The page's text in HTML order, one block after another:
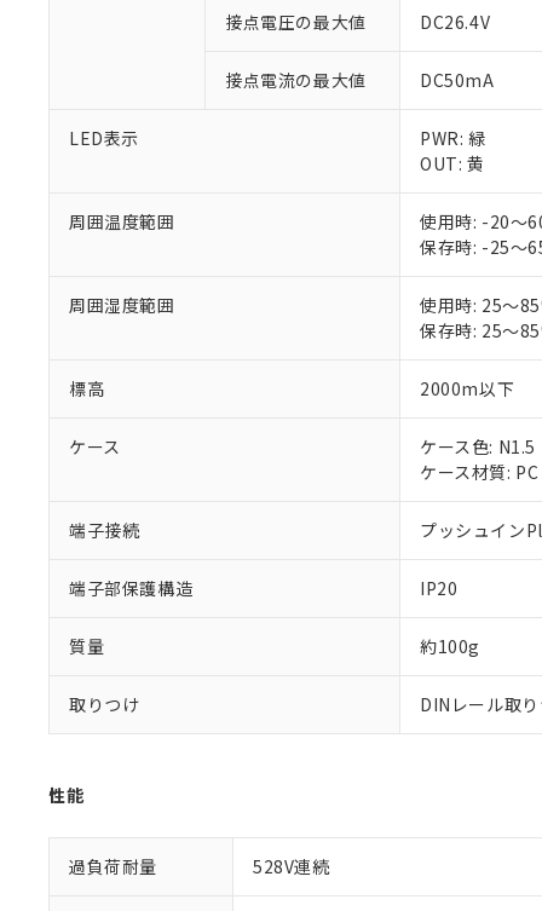
接点電圧の最大値 DC26.4V
接点電流の最大値 DC50mA
LED表示
PWR: 緑
OUT: 黄
周囲温度範囲
使用時: -20～
保存時: -25～
周囲湿度範囲
使用時: 25～
保存時: 25～
標高 2000m以下
ケース
ケース色: N1.5
ケース材質:
端子接続 プッシュイン
端子部保護構造 IP20
質量 約100g
取りつけ DINレール取
性能
過負荷耐量 528V連続
ご利用条件
以下の条件をお
本サービス
くものです。
在庫状況お
のであり、
い。
正式な納期
当社販売員
オムロン制御
在庫状況お
マイパーツ
ている必要が
お客様が当
が、当社の
さい。
※当社の共同
いる法人を
対応済み：EU
対応予定：EU
対応予定なし：
調査・確認中：
非該当品：ライ
仕入先様の事情
があります。
*EU RoHS指令（10物質
鉛(Pb) 1000ppm以下
六価クロム(Cr(Ⅵ))
ル（DBP） 1000ppm
但し、RoHS指令で産
※2 対応予定月
部品在庫の切り
下記の非含有証
EU RoHS指令（
51物質の非含有
※1 中国
「×」：最大均質
「－」：未確認
*中国RoHS10物質の基
Pb(鉛) :1000ppm、
Cr(Ⅵ)(六価クロム) :
DBP(フタル酸ジブチ
※2 環境保護使
「ｅ」：有害物
「10」：通常の
当社は、こ
当社は規制
ます。
当社は貴社
置等に一切使
当社は、貴
また当社は
たしません。
記
号
説明
○ 一定数
△ 一定数
－
在庫な
機器販
空
白
受注生